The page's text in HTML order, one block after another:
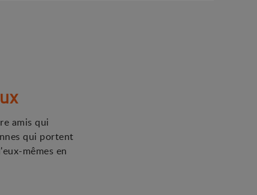
amis qui
qui portent
mêmes en